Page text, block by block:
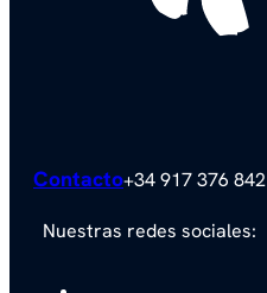
Contacto+34 917 376 842
Nuestras redes sociales: